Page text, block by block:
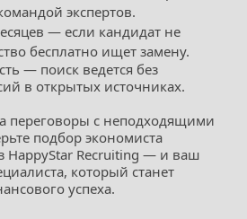
экспертов.
— если кандидат не
бесплатно ищет замену.
— поиск ведется без
в открытых источниках.
переговоры с неподходящими
подбор экономиста
HappyStar Recruiting — и ваш
который станет
успеха.